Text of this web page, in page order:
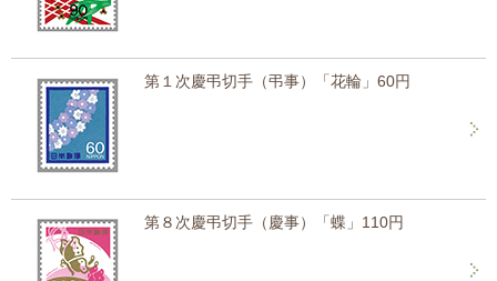
第１次慶弔切手（弔事）「花輪」60円
第８次慶弔切手（慶事）「蝶」110円